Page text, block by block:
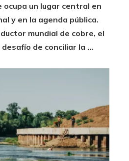
ocupa un lugar central en
y en la agenda pública.
mundial de cobre, el
de conciliar la ...